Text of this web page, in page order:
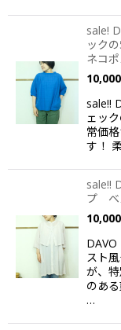
sale!
ック
ネコポ
10,000
sale!!
ェッ
常価
す！
sale!!
プ ベ
10,000
スト
が、
のあ
…